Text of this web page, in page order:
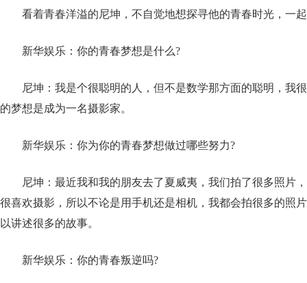
看着青春洋溢的尼坤，不自觉地想探寻他的青春时光，一
新华娱乐：你的青春梦想是什么?
尼坤：我是个很聪明的人，但不是数学那方面的聪明，我
的梦想是成为一名摄影家。
新华娱乐：你为你的青春梦想做过哪些努力?
尼坤：最近我和我的朋友去了夏威夷，我们拍了很多照片
很喜欢摄影，所以不论是用手机还是相机，我都会拍很多的照
以讲述很多的故事。
新华娱乐：你的青春叛逆吗?